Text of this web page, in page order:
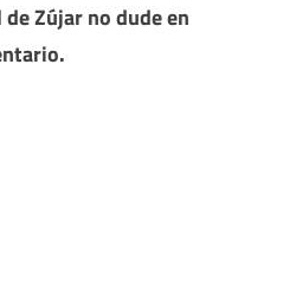
Zújar no dude en